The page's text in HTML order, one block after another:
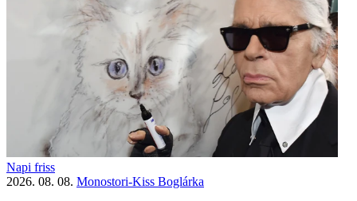
Napi friss
2026. 08. 08. Monostori-Kiss Boglárka